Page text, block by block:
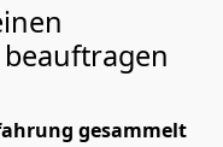
gesammelt